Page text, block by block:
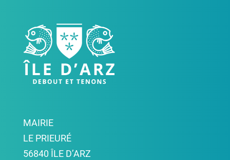
MAIRIE
LE PRIEURÉ
56840 ÎLE D’ARZ